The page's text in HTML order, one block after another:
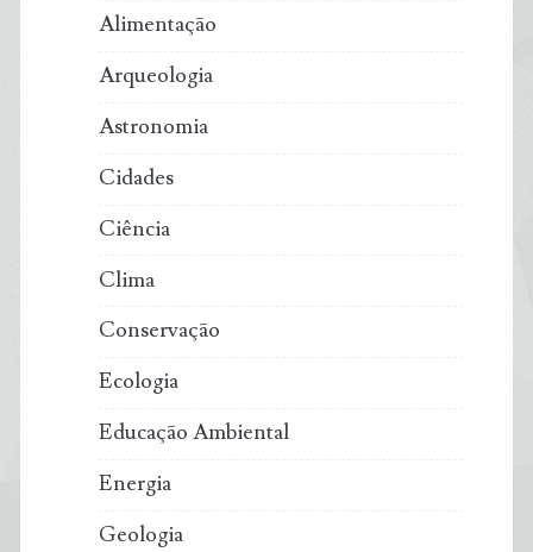
Alimentação
Arqueologia
Astronomia
Cidades
Ciência
Clima
Conservação
Ecologia
Educação Ambiental
Energia
Geologia